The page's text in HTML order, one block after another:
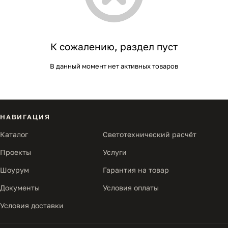
К сожалению, раздел пуст
В данный момент нет активных товаров
НАВИГАЦИЯ
Каталог Светотехнический расчёт
Проекты Услуги
Шоурум Гарантия на товар
Документы Условия оплаты
Условия доставки